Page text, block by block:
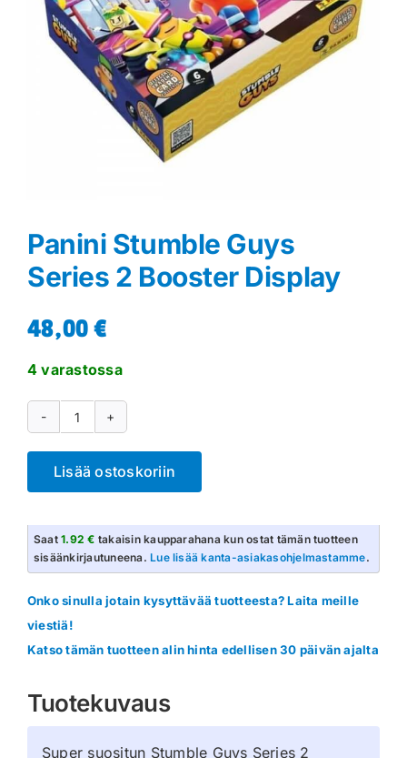
Irtokortit
Rip & Ship
Greidauspalvelu
Panini Stumble Guys
Series 2 Booster Display
48,00€
4 varastossa
Panini
Stumble
Guys
2
Booster
Display
määrä
Lisää ostoskoriin
Saat1.92 € takaisin kaupparahana kun ostat tämän tuotteen
sisäänkirjautuneena.Lue lisää kanta-asiakasohjelmastamme.
Onko sinulla jotain kysyttävää tuotteesta? Laita meille
viestiä!
Katso tämän tuotteen alin hinta edellisen 30 päivän ajalta
Tuotekuvaus
Super suositun Stumble Guys Series 2